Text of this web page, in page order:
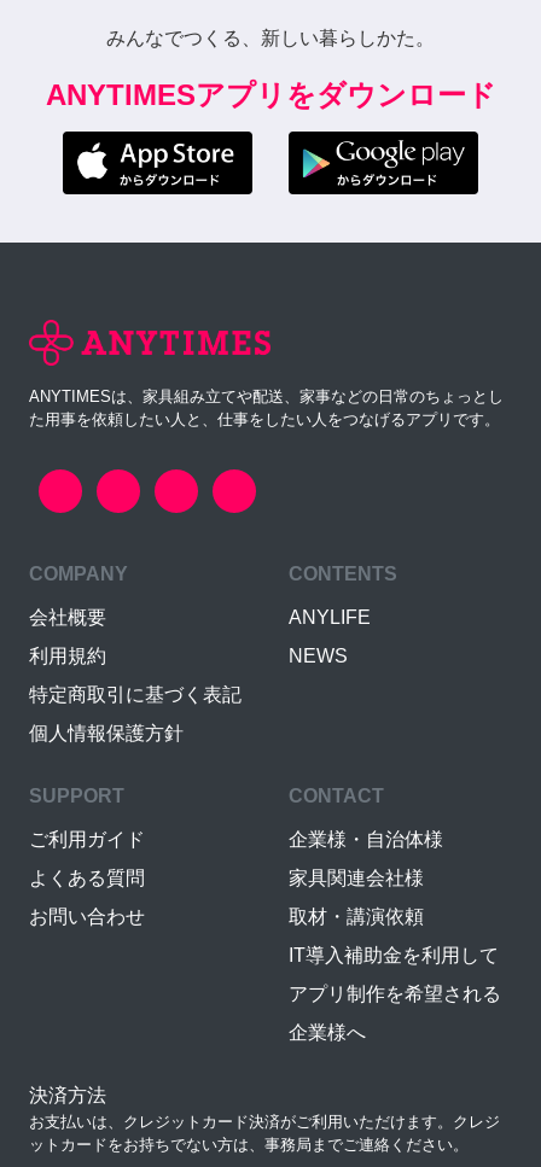
みんなでつくる、新しい暮らしかた。
ANYTIMESアプリをダウンロード
ANYTIMESは、家具組み立てや配送、家事などの日常のちょっとし
た用事を依頼したい人と、仕事をしたい人をつなげるアプリです。
COMPANY
会社概要
利用規約
特定商取引に基づく表記
個人情報保護方針
CONTENTS
ANYLIFE
NEWS
SUPPORT
ご利用ガイド
よくある質問
お問い合わせ
CONTACT
企業様・自治体様
家具関連会社様
取材・講演依頼
IT導入補助金を利用して
アプリ制作を希望される
企業様へ
決済方法
お支払いは、クレジットカード決済がご利用いただけます。クレジ
ットカードをお持ちでない方は、事務局までご連絡ください。